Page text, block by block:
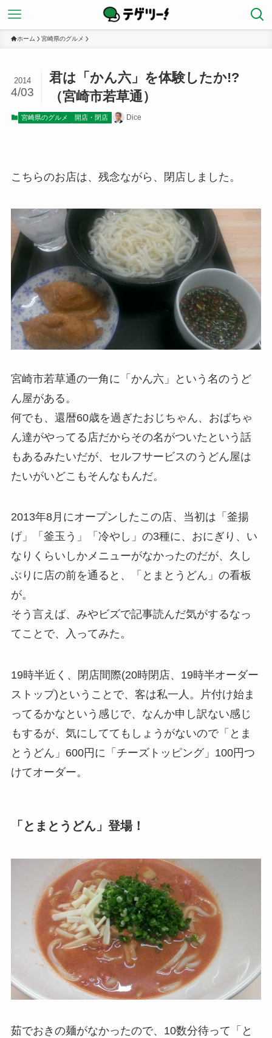
ホーム 宮崎県のグルメ
君は「かん六」を体験したか!?
（宮崎市若草通）
2014
4/03
宮崎県のグルメ 開店・閉店 Dice
こちらのお店は、残念ながら、閉店しました。
宮崎市若草通の一角に「かん六」という名のうど
ん屋がある。
何でも、還暦60歳を過ぎたおじちゃん、おばちゃ
ん達がやってる店だからその名がついたという話
もあるみたいだが、セルフサービスのうどん屋は
たいがいどこもそんなもんだ。
2013年8月にオープンしたこの店、当初は「釜揚
げ」「釜玉う」「冷やし」の3種に、おにぎり、い
なりくらいしかメニューがなかったのだが、久し
ぶりに店の前を通ると、「とまとうどん」の看板
が。
そう言えば、みやビズで記事読んだ気がするなっ
てことで、入ってみた。
19時半近く、閉店間際(20時閉店、19時半オーダー
ストップ)ということで、客は私一人。片付け始ま
ってるかなという感じで、なんか申し訳ない感じ
もするが、気にしててもしょうがないので「とま
とうどん」600円に「チーズトッピング」100円つ
けてオーダー。
「とまとうどん」登場！
茹でおきの麺がなかったので、10数分待って「と